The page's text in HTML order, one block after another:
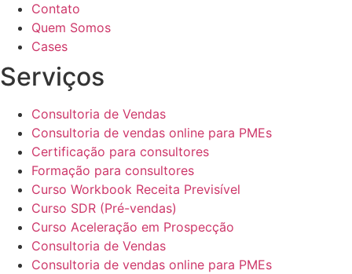
Contato
Quem Somos
Cases
Serviços
Consultoria de Vendas
Consultoria de vendas online para PMEs
Certificação para consultores
Formação para consultores
Curso Workbook Receita Previsível
Curso SDR (Pré-vendas)
Curso Aceleração em Prospecção
Consultoria de Vendas
Consultoria de vendas online para PMEs